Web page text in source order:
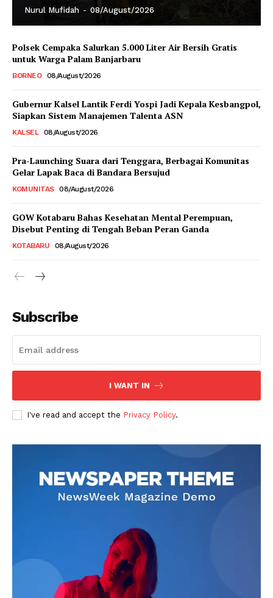
Nurul Mufidah - 08/August/2026
Polsek Cempaka Salurkan 5.000 Liter Air Bersih Gratis
untuk Warga Palam Banjarbaru
BORNEO 08/August/2026
Gubernur Kalsel Lantik Ferdi Yospi Jadi Kepala Kesbangpol,
Siapkan Sistem Manajemen Talenta ASN
KALSEL 08/August/2026
Pra-Launching Suara dari Tenggara, Berbagai Komunitas
Gelar Lapak Baca di Bandara Bersujud
KOMUNITAS 08/August/2026
GOW Kotabaru Bahas Kesehatan Mental Perempuan,
Disebut Penting di Tengah Beban Peran Ganda
KOTABARU 08/August/2026
Subscribe
I WANT IN
I've read and accept the Privacy Policy.